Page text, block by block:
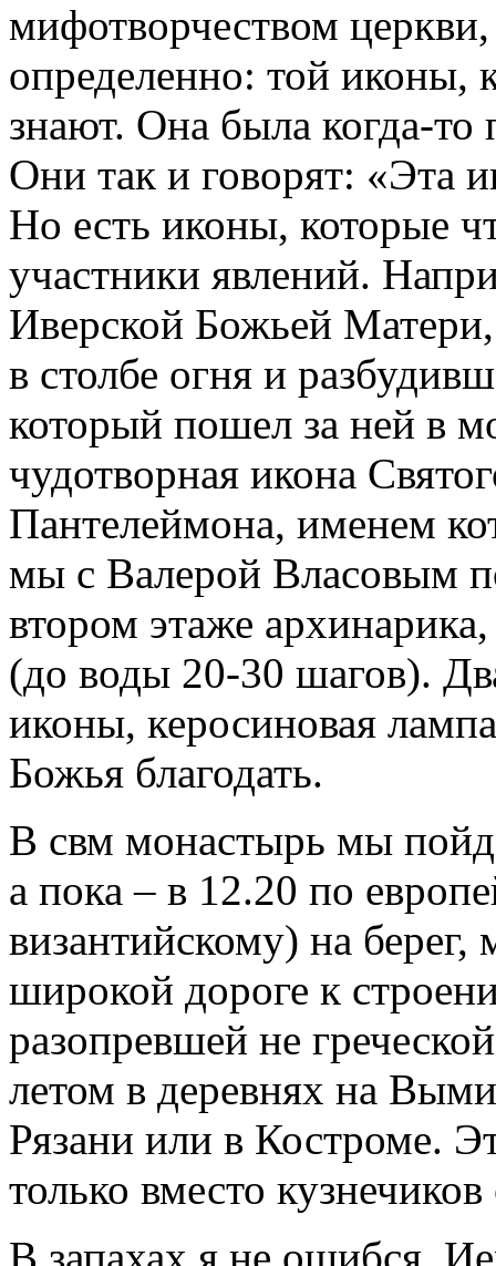
мифотворчеством
определенно: той иконы,
знают. Она была когда-то
Они так и говорят:
Но есть иконы, которые
участники явлений.
Иверской Божьей
в столбе огня и
который пошел за ней в
чудотворная икона
Пантелеймона, именем
мы с Валерой Власовым
втором этаже
(до воды 20-30 шагов).
иконы, керосиновая
Божья благодать.
В свм монастырь мы
а пока – в 12.20 по
византийскому) на
широкой дороге к
разопревшей не
летом в деревнях на
Рязани или в Костроме.
только вместо